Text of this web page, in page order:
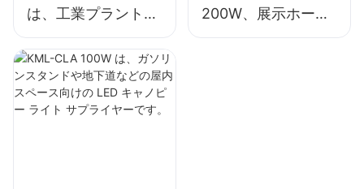
は、工業プラント、
倉庫、その他の屋内
照明アプリケーショ
ン向けの LED ハイ
ベイ ライト サプラ
200W、展示ホー
ル、体育館などの屋